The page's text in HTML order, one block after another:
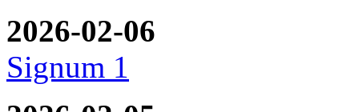
2026-02-06
Signum 1